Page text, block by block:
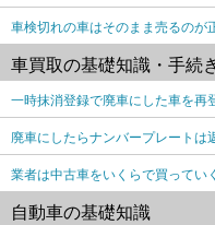
車検切れの車はそのまま売るのが
車買取の基礎知識・手続
一時抹消登録で廃車にした車を再
廃車にしたらナンバープレートは
業者は中古車をいくらで買ってい
自動車の基礎知識